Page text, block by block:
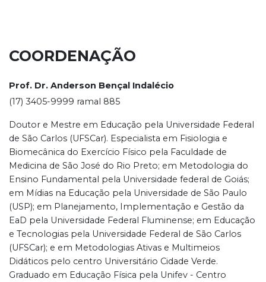
COORDENAÇÃO
Prof. Dr. Anderson Bençal Indalécio
(17) 3405-9999 ramal 885
Doutor e Mestre em Educação pela Universidade Federal
de São Carlos (UFSCar). Especialista em Fisiologia e
Biomecânica do Exercício Físico pela Faculdade de
Medicina de São José do Rio Preto; em Metodologia do
Ensino Fundamental pela Universidade federal de Goiás;
em Mídias na Educação pela Universidade de São Paulo
(USP); em Planejamento, Implementação e Gestão da
EaD pela Universidade Federal Fluminense; em Educação
e Tecnologias pela Universidade Federal de São Carlos
(UFSCar); e em Metodologias Ativas e Multimeios
Didáticos pelo centro Universitário Cidade Verde.
Graduado em Educação Física pela Unifev - Centro